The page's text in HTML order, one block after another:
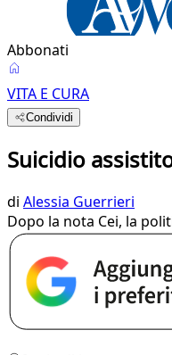
Abbonati
VITA E CURA
Condividi
Suicidio
di Alessia Guerrieri
Dopo la nota Cei, la